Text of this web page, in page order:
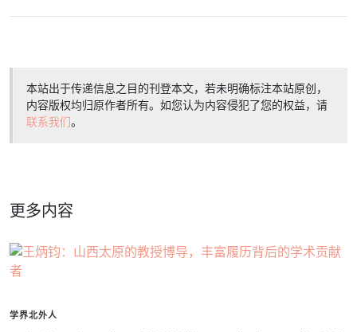
本站出于传递信息之目的刊登本文，若未明确标注本站原创，
内容版权均归原作者所有。如您认为内容侵犯了您的权益，请
联系我们。
更多内容
学界北外人